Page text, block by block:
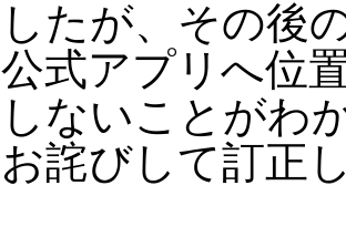
したが、その後
公式アプリへ位
しないことがわ
お詫びして訂正